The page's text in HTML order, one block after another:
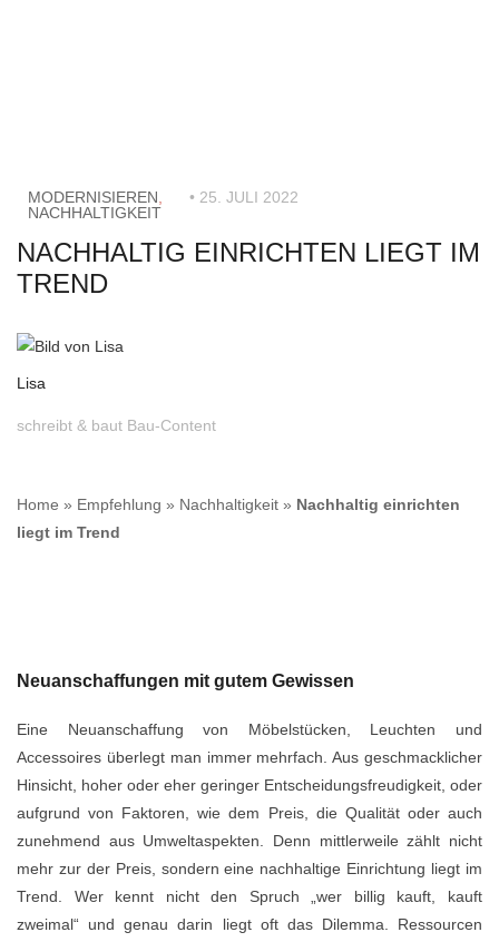
MODERNISIEREN
NACHHALTIGKEIT
• 25. JULI 2022
NACHHALTIG EINRICHTEN LIEGT IM
TREND
Lisa
schreibt & baut Bau-Content
Home » Empfehlung » Nachhaltigkeit » Nachhaltig einrichten
liegt im Trend
Neuanschaffungen mit gutem Gewissen
Eine Neuanschaffung von Möbelstücken, Leuchten und
Accessoires überlegt man immer mehrfach. Aus geschmacklicher
Hinsicht, hoher oder eher geringer Entscheidungsfreudigkeit, oder
aufgrund von Faktoren, wie dem Preis, die Qualität oder auch
zunehmend aus Umweltaspekten. Denn mittlerweile zählt nicht
mehr zur der Preis, sondern eine nachhaltige Einrichtung liegt im
Trend. Wer kennt nicht den Spruch „wer billig kauft, kauft
zweimal“ und genau darin liegt oft das Dilemma. Ressourcen